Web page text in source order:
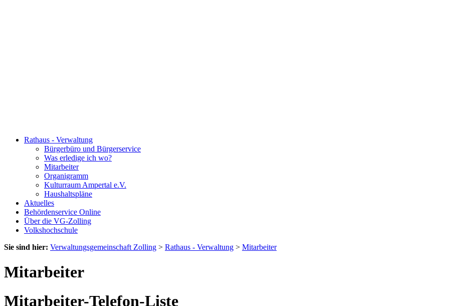
Rathaus - Verwaltung
Bürgerbüro und Bürgerservice
Was erledige ich wo?
Mitarbeiter
Organigramm
Kulturraum Ampertal e.V.
Haushaltspläne
Aktuelles
Behördenservice Online
Über die VG-Zolling
Volkshochschule
Sie sind hier: Verwaltungsgemeinschaft Zolling > Rathaus - Verwaltung > Mitarbeiter
Mitarbeiter
Mitarbeiter-Telefon-Liste